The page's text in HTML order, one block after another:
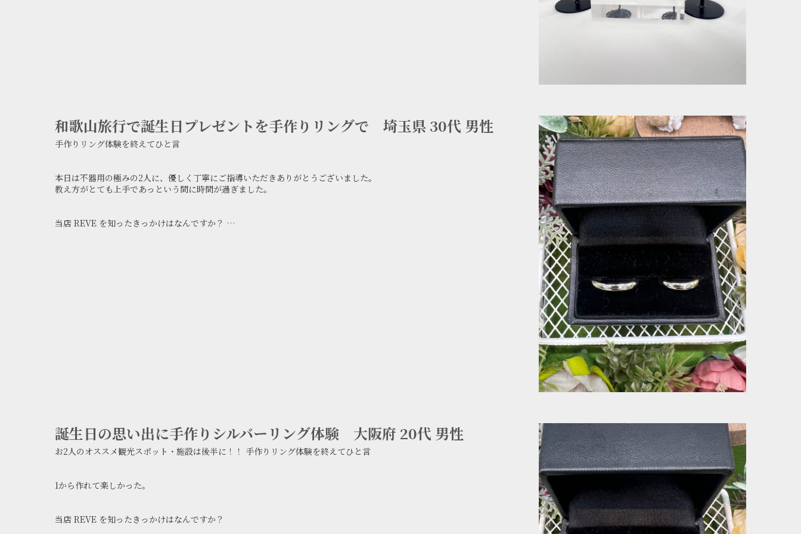
和歌山旅行で誕生日プレゼントを手作りリングで 埼玉県 30代 男性
手作りリング体験を終えてひと言
本日は不器用の極みの2人に、優しく丁寧にご指導いただきありがとうございました。
教え方がとても上手であっという間に時間が過ぎました。
当店 REVE を知ったきっかけはなんですか？
誕生日の思い出に手作りシルバーリング体験 大阪府 20代 男性
お2人のオススメ観光スポット・施設は後半に！！ 手作りリング体験を終えてひと言
1から作れて楽しかった。
当店 REVE を知ったきっかけはなんですか？